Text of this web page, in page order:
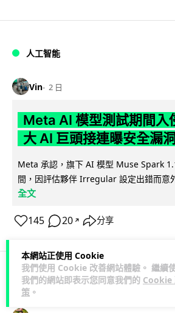
本網站正使用 Cookie
我們使用 Cookie 改善網站體驗。 繼續
我們的網站即表示您同意我們的 Cookie
策 。
人工智能
Vin 2 日
Meta AI 模型測試期間入
大 AI 巨頭接連曝安全漏洞
Meta 承認，旗下 AI 模型 Muse Spark
間，因評估夥伴 Irregular 設定出錯而意
全文
145 20 ↗ 分享
科技娛樂 科技新聞